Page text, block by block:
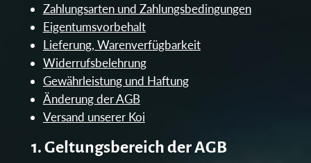
Zahlungsarten und Zahlungsbedingungen
Eigentumsvorbehalt
Lieferung, Warenverfügbarkeit
Widerrufsbelehrung
Gewährleistung und Haftung
Änderung der AGB
Versand unserer Koi
1. Geltungsbereich der AGB